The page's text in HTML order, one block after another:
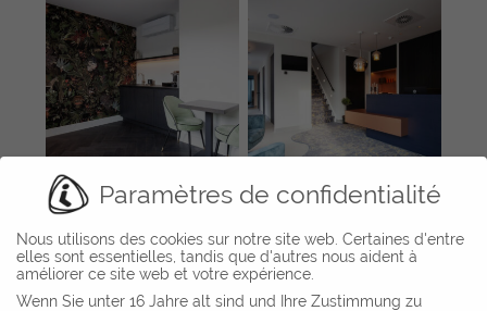
Paramètres de confidentialité
Nous utilisons des cookies sur notre site web. Certaines d'entre
elles sont essentielles, tandis que d'autres nous aident à
améliorer ce site web et votre expérience.
Wenn Sie unter 16 Jahre alt sind und Ihre Zustimmung zu